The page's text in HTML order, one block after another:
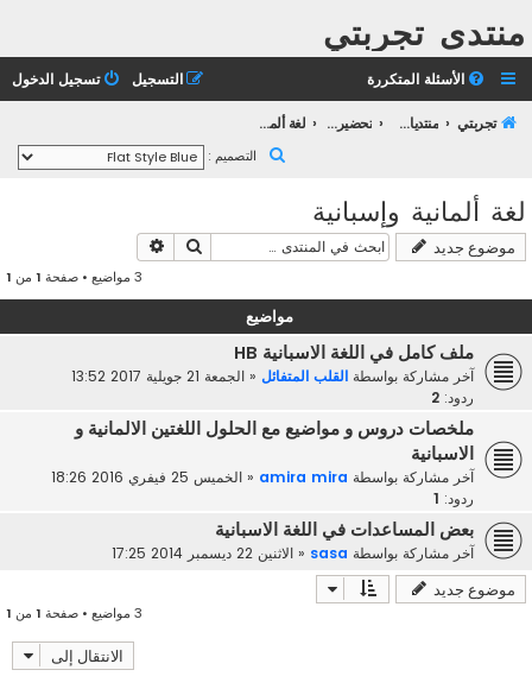
منتدى تجربتي
الأسئلة المتكررة تسجيل الدخول التسجيل
تجربتي منتديات التعليم الثانوي تحضير بكالوريا 2023 لغة ألمانية وإسبانية
التصميم :
لغة ألمانية وإسبانية
موضوع جديد بحث
3 مواضيع • صفحة 1 من 1
مواضيع
ملف كامل في اللغة الاسبانية HB
آخر مشاركة بواسطة القلب المتفائل « الجمعة 21 جويلية 2017 13:52
ردود: 2
ملخصات دروس و مواضيع مع الحلول اللغتين الالمانية و
الاسبانية
آخر مشاركة بواسطة amira mira
« الخميس 25 فيفري 2016 18:26
ردود: 1
بعض المساعدات في اللغة الاسبانية
آخر مشاركة بواسطة sasa
« الاثنين 22 ديسمبر 2014 17:25
موضوع جديد
3 مواضيع • صفحة 1 من 1
الانتقال إلى